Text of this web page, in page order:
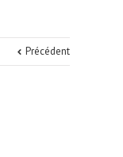
Précédent